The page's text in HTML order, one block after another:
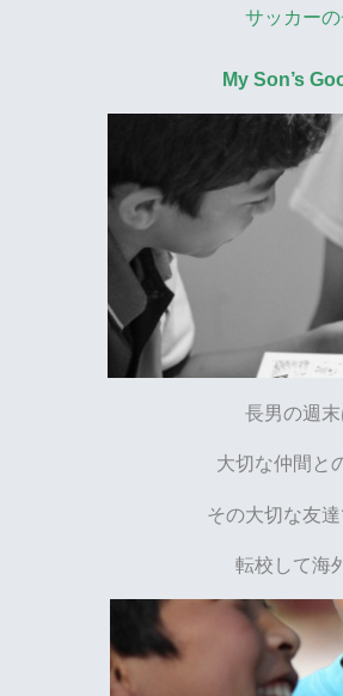
サッカー
My Son’s
長男の週
大切な仲間と
その大切な友
転校して海